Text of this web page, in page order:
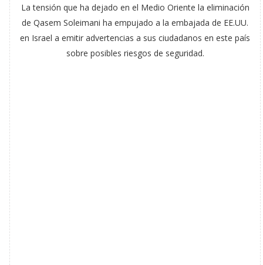
La tensión que ha dejado en el Medio Oriente la eliminación
de Qasem Soleimani ha empujado a la embajada de EE.UU.
en Israel a emitir advertencias a sus ciudadanos en este país
sobre posibles riesgos de seguridad.